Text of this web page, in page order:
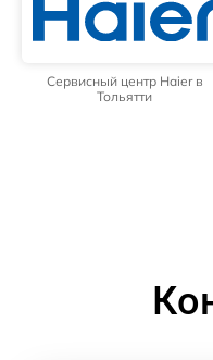
Сервисный центр Haier в
Тольятти